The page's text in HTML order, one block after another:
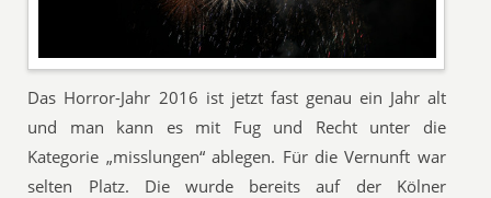
Das Horror-Jahr 2016 ist jetzt fast genau ein Jahr alt
und man kann es mit Fug und Recht unter die
Kategorie „misslungen“ ablegen. Für die Vernunft war
selten Platz. Die wurde bereits auf der Kölner